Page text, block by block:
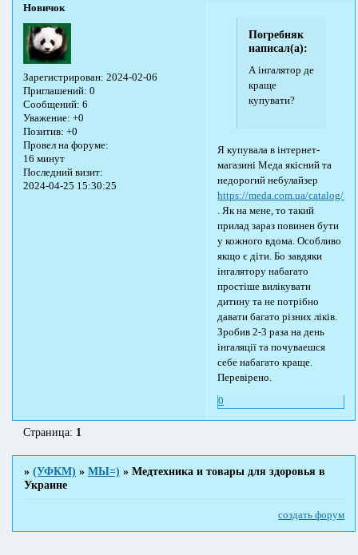
Новичок
Зарегистрирован: 2024-02-06
Приглашений: 0
Сообщений: 6
Уважение: +0
Позитив: +0
Провел на форуме:
16 минут
Последний визит:
2024-04-25 15:30:25
Погребняк
написал(а):
А інгалятор де
краще
купувати?
Я купувала в інтернет-
магазині Меда якісний та
недорогий небулайзер
https://meda.com.ua/catalog/
. Як на мене, то такий
прилад зараз повинен бути
у кожного вдома. Особливо
якщо є діти. Бо завдяки
інгалятору набагато
простіше вилікувати
дитину та не потрібно
давати багато різних ліків.
Зробив 2-3 раза на день
інгаляції та почуваешся
себе набагато краще.
Перевірено.
0
Страница: 1
»(УФКМ) »МЫ=) »Медтехника и товары для здоровья в
Украине
создать форум